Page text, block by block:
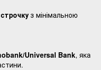
з мінімальною
Universal Bank, яка